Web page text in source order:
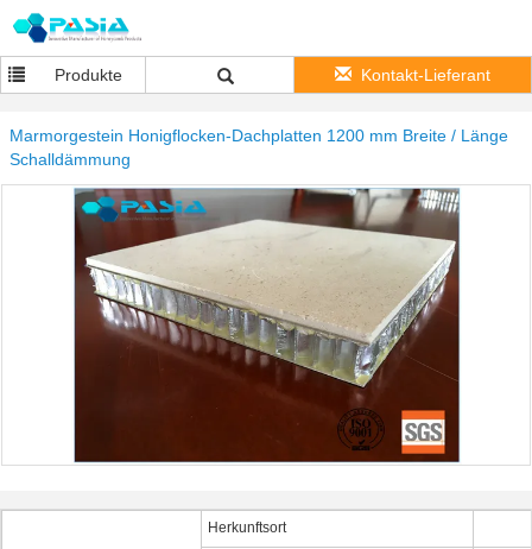
Produkte Kontakt-Lieferant
Marmorgestein Honigflocken-Dachplatten 1200 mm Breite / Länge
Schalldämmung
Herkunftsort